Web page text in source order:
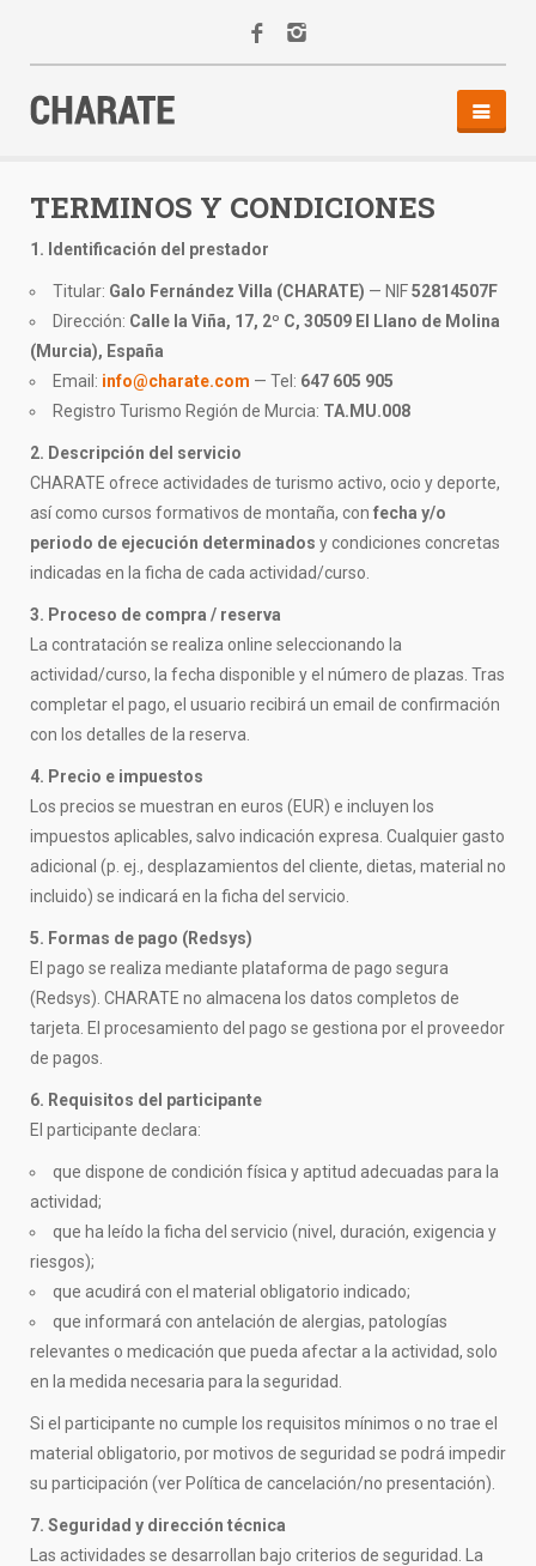
AGENDA
EQUIPO
CONTACTO
TERMINOS Y CONDICIONES
1. Identificación del prestador
Titular: Galo Fernández Villa (CHARATE) — NIF52814507F
Dirección: Calle la Viña, 17, 2º C, 30509 El Llano de Molina
(Murcia), España
Email: info@charate.com — Tel: 647 605 905
Registro Turismo Región de Murcia: TA.MU.008
2. Descripción del servicio
CHARATE ofrece actividades de turismo activo, ocio y deporte,
así como cursos formativos de montaña, con fecha y/o
periodo de ejecución determinados y condiciones concretas
indicadas en la ficha de cada actividad/curso.
3. Proceso de compra / reserva
La contratación se realiza online seleccionando la
actividad/curso, la fecha disponible y el número de plazas. Tras
completar el pago, el usuario recibirá un email de confirmación
con los detalles de la reserva.
4. Precio e impuestos
Los precios se muestran en euros (EUR) e incluyen los
impuestos aplicables, salvo indicación expresa. Cualquier gasto
adicional (p. ej., desplazamientos del cliente, dietas, material no
incluido) se indicará en la ficha del servicio.
5. Formas de pago (Redsys)
El pago se realiza mediante plataforma de pago segura
(Redsys). CHARATE no almacena los datos completos de
tarjeta. El procesamiento del pago se gestiona por el proveedor
de pagos.
6. Requisitos del participante
El participante declara:
que dispone de condición física y aptitud adecuadas para la
actividad;
que ha leído la ficha del servicio (nivel, duración, exigencia y
riesgos);
que acudirá con el material obligatorio indicado;
que informará con antelación de alergias, patologías
relevantes o medicación que pueda afectar a la actividad, solo
en la medida necesaria para la seguridad.
Si el participante no cumple los requisitos mínimos o no trae el
material obligatorio, por motivos de seguridad se podrá impedir
su participación (ver Política de cancelación/no presentación).
7. Seguridad y dirección técnica
Las actividades se desarrollan bajo criterios de seguridad. La